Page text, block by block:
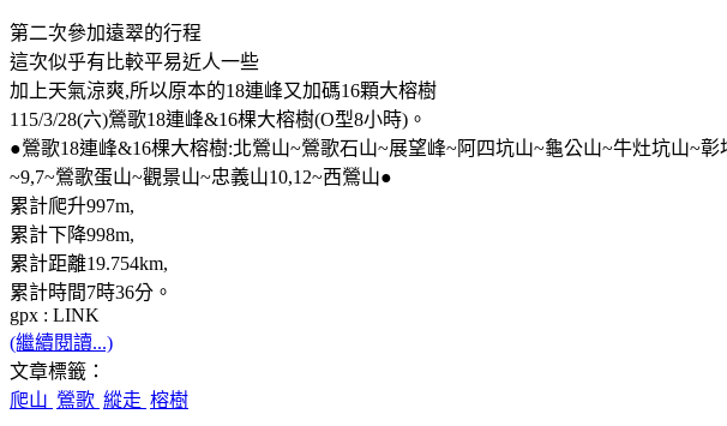
第二次參加遠翠的行程
這次似乎有比較平易近人一些
加上天氣涼爽,所以原本的18連峰又加碼16顆大榕樹
115/3/28(六)鶯歌18連峰&16棵大榕樹(O型8小時)。
●鶯歌18連峰&16棵大榕樹:北鶯山~鶯歌石山~展望峰~阿四坑山~龜公山~牛灶坑山~
~9,7~鶯歌蛋山~觀景山~忠義山10,12~西鶯山●
累計爬升997m,
累計下降998m,
累計距離19.754km,
累計時間7時36分。
gpx : LINK
(繼續閱讀...)
文章標籤：
爬山 鶯歌 縱走 榕樹